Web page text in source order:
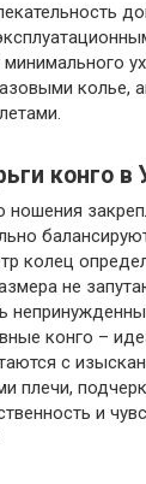
колье,
конго в
ношения
колец
не
конго –
с
плечи,
и